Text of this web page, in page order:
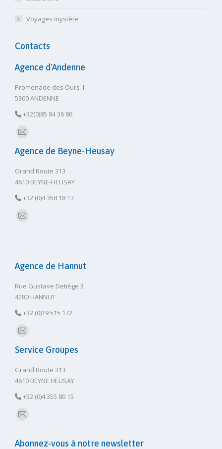
Voyages mystère
Contacts
Agence d'Andenne
Promenade des Ours 1
5300 ANDENNE
+32(0)85 84 36 86
E-
mail
Agence de Beyne-Heusay
Grand Route 313
4610 BEYNE-HEUSAY
+32 (0)4 358 18 17
E-
Agence de Hannut
Rue Gustave Detiège 3
4280 HANNUT
+32 (0)19 515 172
E-
mail
Service Groupes
Grand Route 313
4610 BEYNE HEUSAY
+32 (0)4 355 80 15
E-
Abonnez-vous à notre newsletter